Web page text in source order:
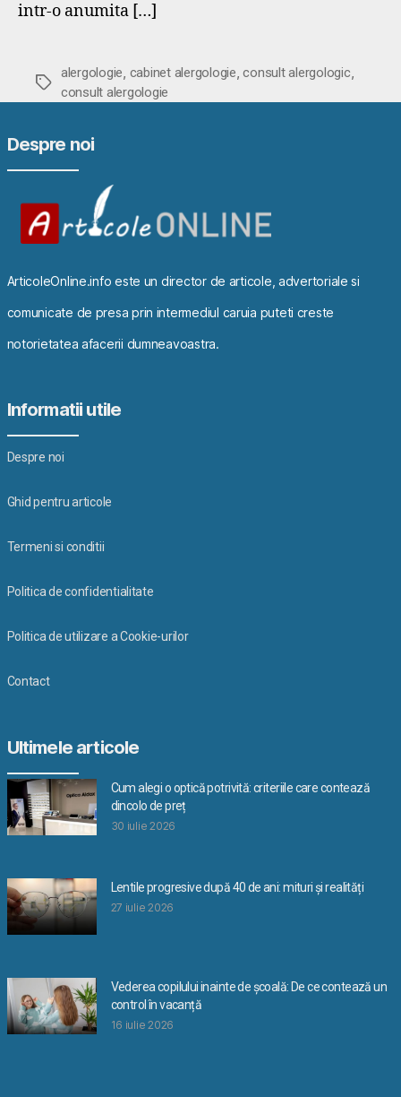
intr-o anumita […]
Etichete
alergologie, cabinet alergologie,consult alergologic,
consult alergologie
Despre noi
ArticoleOnline.info este un director de articole, advertoriale si
comunicate de presa prin intermediul caruia puteti creste
notorietatea afacerii dumneavoastra.
Informatii utile
Despre noi
Ghid pentru articole
Termeni si conditii
Politica de confidentialitate
Politica de utilizare a Cookie-urilor
Contact
Ultimele articole
Cum alegi o optică potrivită: criteriile care contează
dincolo de preț
30 iulie 2026
Lentile progresive după 40 de ani: mituri și realități
27 iulie 2026
Vederea copilului inainte de școală: De ce contează un
control în vacanță
16 iulie 2026